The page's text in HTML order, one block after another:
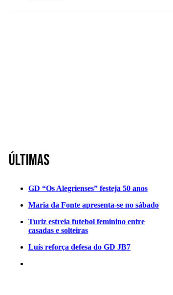
Últimas
GD “Os Alegrienses” festeja 50 anos
Maria da Fonte apresenta-se no sábado
Turiz estreia futebol feminino entre
casadas e solteiras
Luís reforça defesa do GD JB7